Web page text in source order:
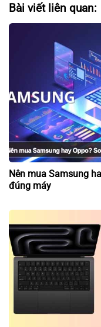
Bài viết liên quan:
Nên mua Samsung
đúng máy